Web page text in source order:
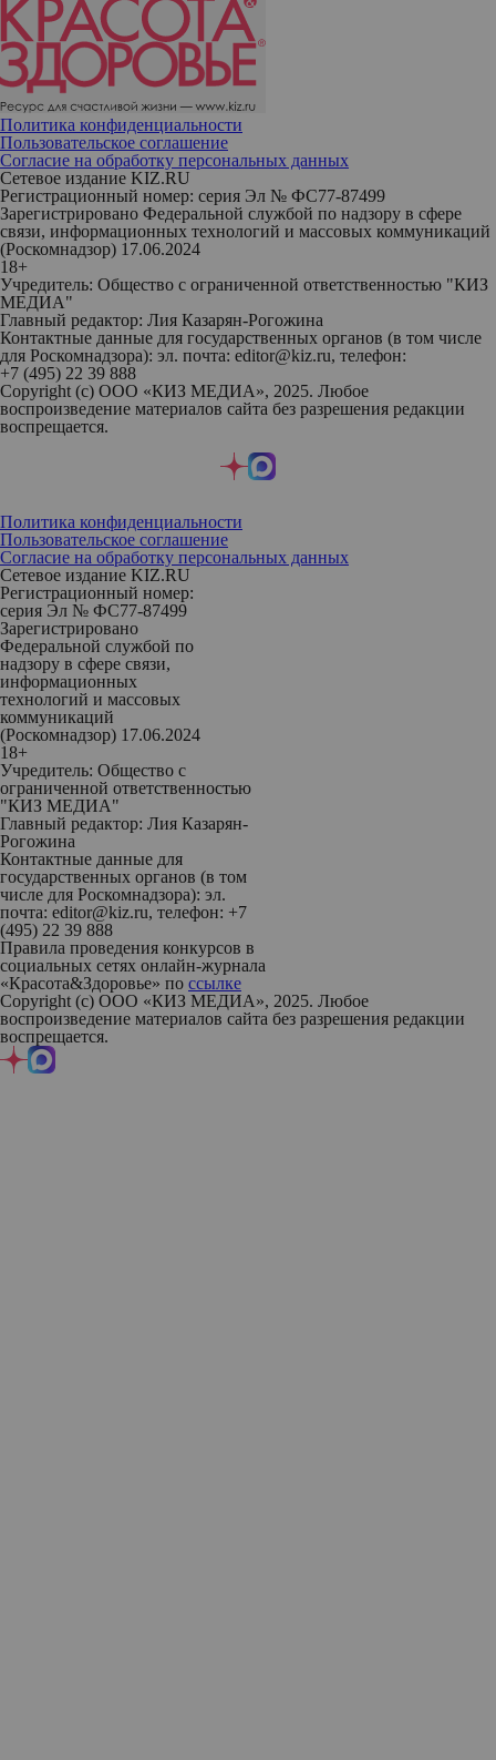
Политика конфиденциальности
Пользовательское соглашение
Согласие на обработку персональных данных
Сетевое издание KIZ.RU
Регистрационный номер: серия Эл № ФС77-87499
Зарегистрировано Федеральной службой по надзору в сфере
связи, информационных технологий и массовых коммуникаций
(Роскомнадзор) 17.06.2024
18+
Учредитель: Общество с ограниченной ответственностью "КИЗ
МЕДИА"
Главный редактор: Лия Казарян-Рогожина
Контактные данные для государственных органов (в том числе
для Роскомнадзора): эл. почта: editor@kiz.ru, телефон:
+7 (495) 22 39 888
Copyright (с) ООО «КИЗ МЕДИА», 2025. Любое
воспроизведение материалов сайта без разрешения редакции
воспрещается.
Политика конфиденциальности
Пользовательское соглашение
Согласие на обработку персональных данных
Сетевое издание KIZ.RU
Регистрационный номер:
серия Эл № ФС77-87499
Зарегистрировано
Федеральной службой по
надзору в сфере связи,
информационных
технологий и массовых
коммуникаций
(Роскомнадзор) 17.06.2024
18+
Учредитель: Общество с
ограниченной ответственностью
"КИЗ МЕДИА"
Главный редактор: Лия Казарян-
Рогожина
Контактные данные для
государственных органов (в том
числе для Роскомнадзора): эл.
почта: editor@kiz.ru, телефон: +7
(495) 22 39 888
Правила проведения конкурсов в
социальных сетях онлайн-журнала
«Красота&Здоровье» по ссылке
Copyright (с) ООО «КИЗ МЕДИА», 2025. Любое
воспроизведение материалов сайта без разрешения редакции
воспрещается.